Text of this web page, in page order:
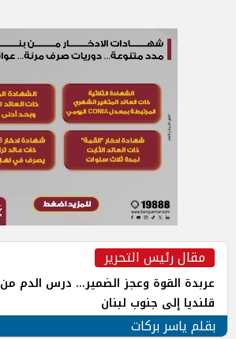
مقال رئيس التحرير
عربدة القوة وعجز الضمير... درس الدم من
قلنديا إلى جنوب لبنان
بقلم ياسر بركات